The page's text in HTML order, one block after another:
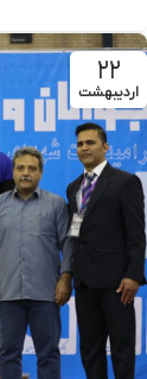
۲۲
اردیبهشت